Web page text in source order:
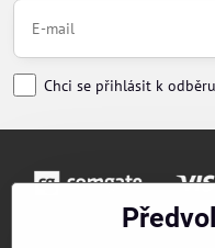
Chci se přihlásit k